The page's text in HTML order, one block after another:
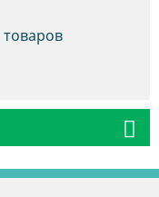
товаров